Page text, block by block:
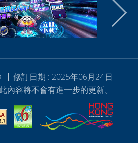
修訂日期 : 2025年06月24日
內容將不會有進一步的更新。